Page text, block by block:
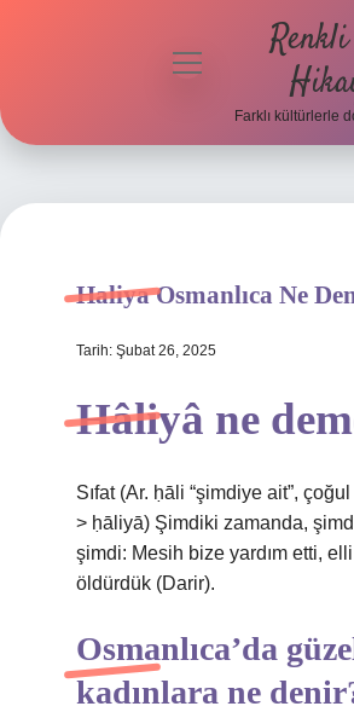
menüyü
Farklı kültürlerle
Haliya Osmanlıca Ne
Tarih: Şubat 26, 2025
Hâliyâ ne
Sıfat (Ar. ḥālі “şimdiye ait”,
> ḥāliyā) Şimdiki zamanda,
şimdi: Mesih bize yardım etti,
öldürdük (Darir).
Osmanlıca’da
kadınlara ne